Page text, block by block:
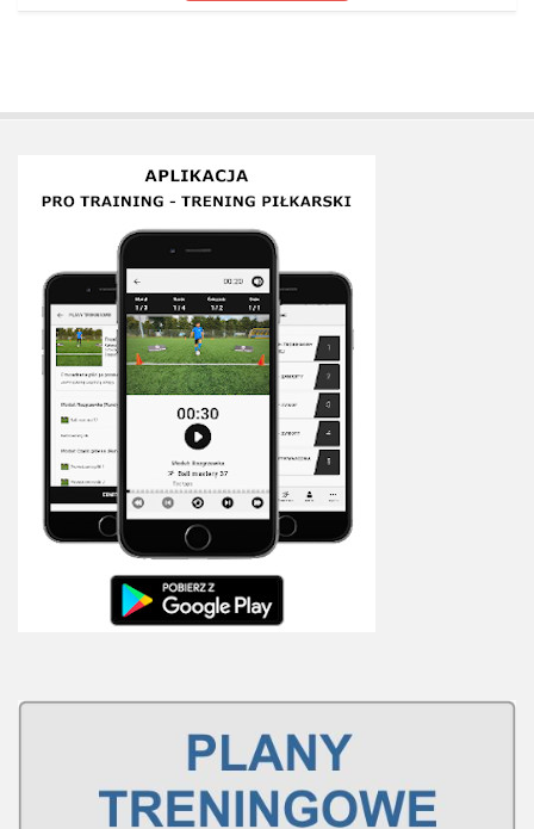
Plan treningowy szybkość i dynamika
Plany treningowe
Aplikacja Pro Training
Sprzęt treningowy
Kontakt
O nas
Od autorów
Kontakt